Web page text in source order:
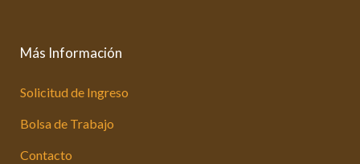
Más Información
Solicitud de Ingreso
Bolsa de Trabajo
Contacto